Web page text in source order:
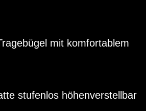
mit komfortablem
stufenlos höhenverstellbar